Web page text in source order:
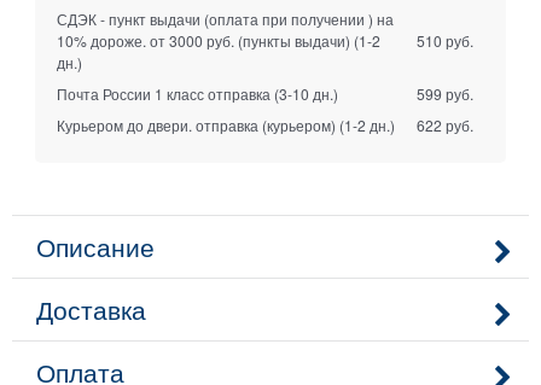
СДЭК - пункт выдачи (оплата при получении ) на
10% дороже. от 3000 руб. (пункты выдачи) (1-2
дн.)
510 руб.
Почта России 1 класс отправка (3-10 дн.)
599 руб.
Курьером до двери. отправка (курьером) (1-2 дн.) 622 руб.
Описание
Доставка
Оплата